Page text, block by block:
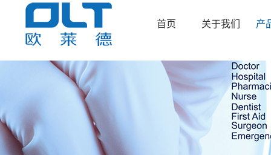
首页 关于我们 产